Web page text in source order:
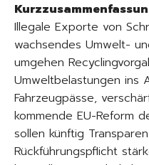
Illegale Exporte von
wachsendes Umwelt-
umgehen
Umweltbelastungen ins
Fahrzeugpässe,
kommende EU-Reform
sollen künftig
Rückführungspflicht